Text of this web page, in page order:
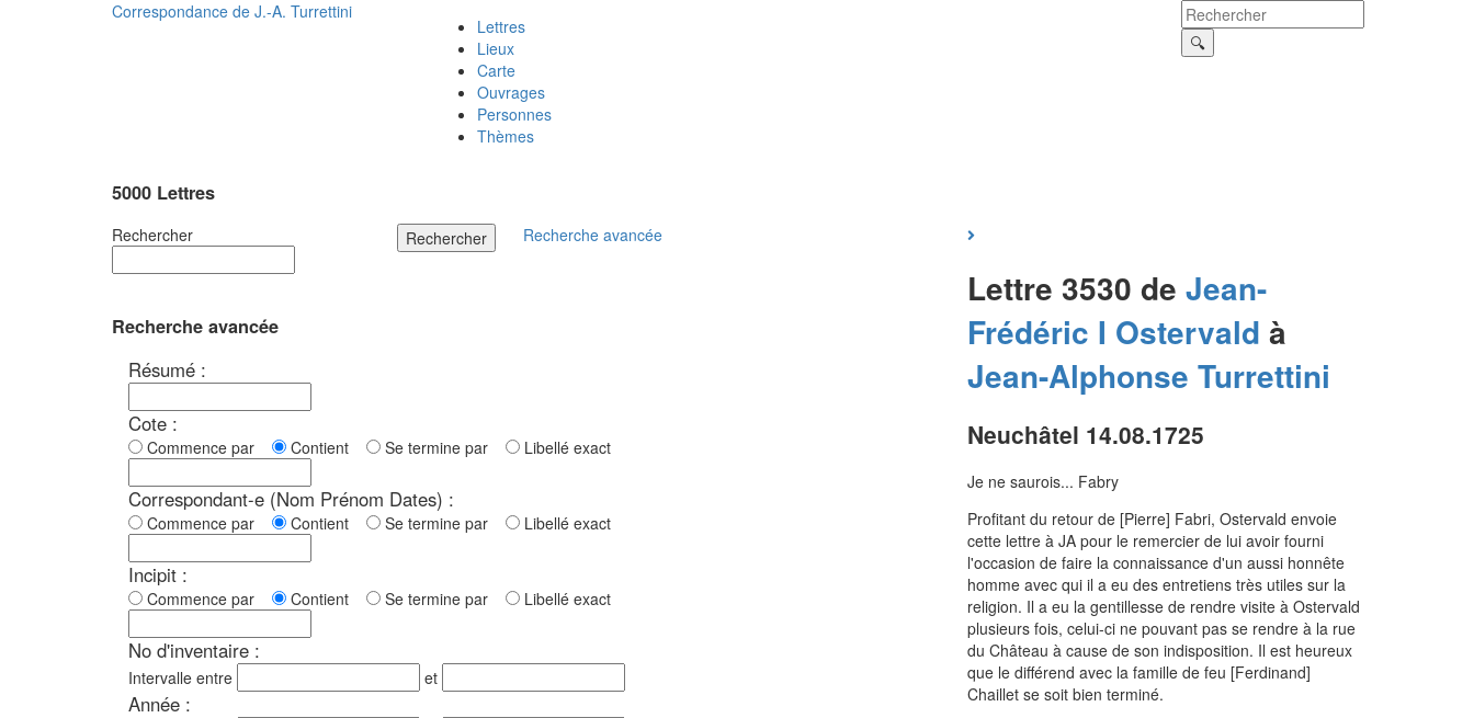
Correspondance de J.-A. Turrettini
Lettres
Lieux
Carte
Ouvrages
Personnes
Thèmes
5000 Lettres
Rechercher Rechercher Recherche avancée
Recherche avancée
Résumé :
Cote :
Commence par Contient Se termine par Libellé exact
Correspondant-e (Nom Prénom Dates) :
Commence par Contient Se termine par Libellé exact
Incipit :
Commence par Contient Se termine par Libellé exact
No d'inventaire :
Intervalle entre et
Année :
Lettre 3530 de Jean-
Frédéric I Ostervald à
Jean-Alphonse Turrettini
Neuchâtel 14.08.1725
Je ne saurois... Fabry
Profitant du retour de [Pierre] Fabri, Ostervald envoie
cette lettre à JA pour le remercier de lui avoir fourni
l'occasion de faire la connaissance d'un aussi honnête
homme avec qui il a eu des entretiens très utiles sur la
religion. Il a eu la gentillesse de rendre visite à Ostervald
plusieurs fois, celui-ci ne pouvant pas se rendre à la rue
du Château à cause de son indisposition. Il est heureux
que le différend avec la famille de feu [Ferdinand]
Chaillet se soit bien terminé.